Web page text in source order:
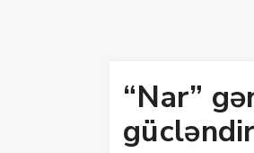
“Nar”